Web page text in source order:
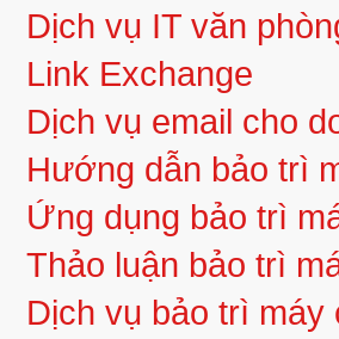
Dịch vụ IT văn
Link Exchange
Dịch vụ email cho
Hướng dẫn bảo trì
Ứng dụng bảo trì
Thảo luận bảo trì
Dịch vụ bảo trì